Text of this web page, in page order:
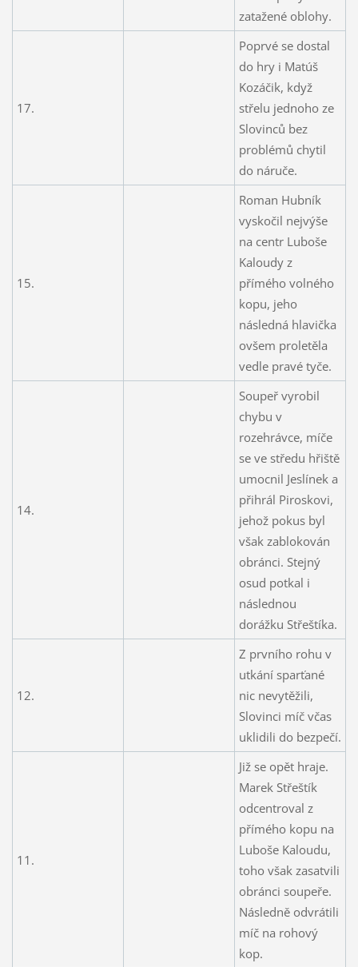
zatažené oblohy.
17.
Poprvé se dostal
do hry i Matúš
Kozáčik, když
střelu jednoho ze
Slovinců bez
problémů chytil
do náruče.
15.
Roman Hubník
vyskočil nejvýše
na centr Luboše
Kaloudy z
přímého volného
kopu, jeho
následná hlavička
ovšem proletěla
vedle pravé tyče.
14.
Soupeř vyrobil
chybu v
rozehrávce, míče
se ve středu hřiště
umocnil Jeslínek a
přihrál Piroskovi,
jehož pokus byl
však zablokován
obránci. Stejný
osud potkal i
následnou
dorážku Střeštíka.
12.
Z prvního rohu v
utkání sparťané
nic nevytěžili,
Slovinci míč včas
uklidili do bezpečí.
11.
Již se opět hraje.
Marek Střeštík
odcentroval z
přímého kopu na
Luboše Kaloudu,
toho však zasatvili
obránci soupeře.
Následně odvrátili
míč na rohový
kop.